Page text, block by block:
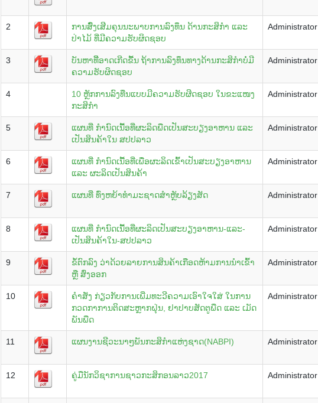
2
ການສົົ່ງເສີມຄຸນນະພາບການລົງທຶນ ດ້ານກະສິກໍາ ແລະ
ປ່າໄມ້ ທີ່ມີຄວາມຮັບຜິດຊອບ
Administrator
3
ບັນຫາທີີ່ອາດເກີດຂື້ນ ຖ້າການລົງທຶນທາງດ້ານກະສິກໍາບໍ່ມີ
ຄວາມຮັບຜິດຊອບ
Administrator
4
10 ຫຼັກການລົງທືນແບບມີຄວາມຮັບຜີດຊອບ ໃນຂະແໜງ
ກະສິກຳ
Administrator
5
ແຜນທີ່ ກຳນົດເນື້ອທີ່ຜະລິດພືດເປັນສະບຽງອາຫານ ແລະ
ເປັນສິນຄ້າໃນ ສປປລາວ
Administrator
6
ແຜນທີ່ ກຳນົດເນື້ອທີ່ເພື່ອຜະລິດເຂົ້າເປັນສະບຽງອາຫານ
ແລະ ຜະລິດເປັນສິນຄ້າ
Administrator
7 ແຜນທີ່ ທົ່ງຫຍ້າທຳມະຊາດສໍາຫຼັບລ້ຽງສັດ Administrator
8
ແຜນທີ່ ກຳນົດເນື້ອທີ່ຜະລິດເປັນສະບຽງອາຫານ-ແລະ-
ເປັນສິນຄ້າໃນ-ສປປລາວ
Administrator
9
ຂໍ້ຕົກລົງ ວ່າດ້ວຍລາຍການສິນຄ້າເກືອດຫ້າມການນໍາເຂົ້າ
ຫຼື ສົ່ງອອກ
Administrator
10
ຄໍາສັ່ງ ກ່ຽວກັບການເພີ່ມທະວີຄວາມເອົາໃຈໃສ່ ໃນການ
ກວດກາການຕິດສະຫຼາກຝຸ່ນ, ຢາປາບສັດຕູພືດ ແລະ ເມັດ
ພັນພືດ
Administrator
11 ແຜນງານຊີວະນາໆພັນກະສິກຳແຫ່ງຊາດ(NABPI) Administrator
12 ຄູ່ມືນັກວິຊາການຊາວກະສິກອນລາວ2017 Administrator